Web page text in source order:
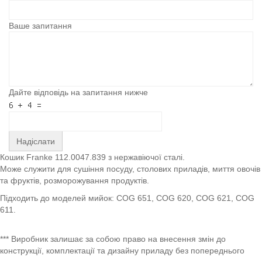
Ваше запитання
Дайте відповідь на запитання нижче
Надіслати
Кошик Franke 112.0047.839 з нержавіючої сталі.
Може служити для сушіння посуду, столових приладів, миття овочів
та фруктів, розморожування продуктів.
Підходить до моделей мийок: COG 651, COG 620, COG 621, COG
611.
*** Виробник залишає за собою право на внесення змін до
конструкції, комплектації та дизайну приладу без попереднього